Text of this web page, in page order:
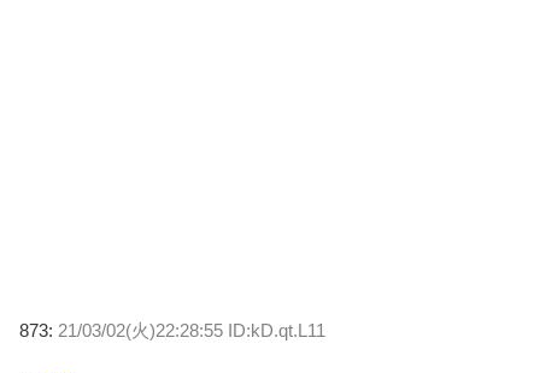
873: 21/03/02(火)22:28:55 ID:kD.qt.L11